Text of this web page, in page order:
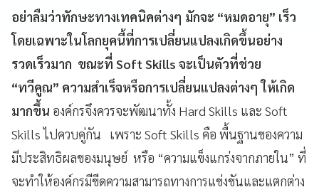
อย่าลืมว่าทักษะทางเทคนิคต่างๆ มักจะ “หมดอายุ” เร็ว
โดยเฉพาะในโลกยุคนี้ที่การเปลี่ยนแปลงเกิดขึ้นอย่าง
รวดเร็วมาก ขณะที่ Soft Skills จะเป็นตัวที่ช่วย
“ทวีคูณ” ความสำเร็จหรือการเปลี่ยนแปลงต่างๆ ให้เกิด
มากขึ้น องค์กรจึงควรจะพัฒนาทั้ง Hard Skills และ Soft
Skills ไปควบคู่กัน เพราะ Soft Skills คือ พื้นฐานของความ
มีประสิทธิผลของมนุษย์ หรือ “ความแข็งแกร่งจากภายใน” ที่
จะทำให้องค์กรมีขีดความสามารถทางการแข่งขันและแตกต่าง